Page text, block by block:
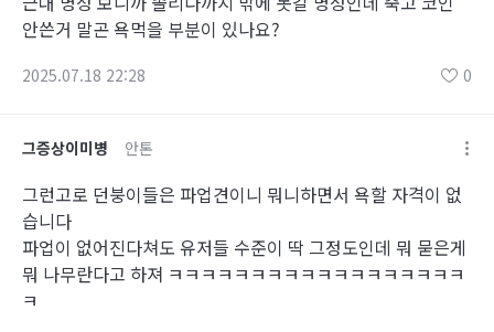
안쓴거 말곤 욕먹을 부분이 있나요?
2025.07.18 22:28 0
그증상이미병 안톤
그런고로 던붕이들은 파업견이니 뭐니하면서 욕할 자격이 없
습니다
파업이 없어진다쳐도 유저들 수준이 딱 그정도인데 뭐 묻은게
뭐 나무란다고 하져 ㅋㅋㅋㅋㅋㅋㅋㅋㅋㅋㅋㅋㅋㅋㅋㅋㅋㅋ
ㅋ